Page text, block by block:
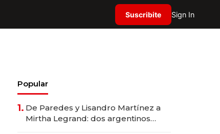
Suscribite Sign In
Popular
1. De Paredes y Lisandro Martínez a
Mirtha Legrand: dos argentinos